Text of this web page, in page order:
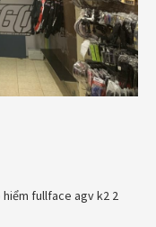
fullface agv k2 2